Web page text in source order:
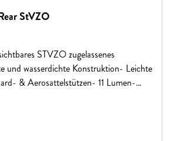
StVZO
STVZO zugelassenes
und wasserdichte Konstruktion- Leichte
& Aerosattelstützen- 11 Lumen-